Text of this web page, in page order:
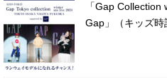
「Gap
Gap」（キッズ